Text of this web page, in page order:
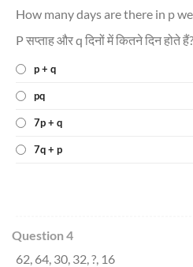
How many days are there in p
P सप्ताह और q दिनों में कितने दिन होते हैं?
p + q
pq
7p + q
7q + p
Question 4
62, 64, 30, 32, ?, 16